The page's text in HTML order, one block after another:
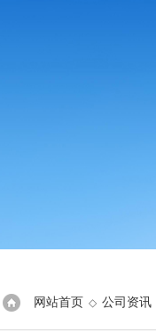
网站首页 ◇ 公司资讯